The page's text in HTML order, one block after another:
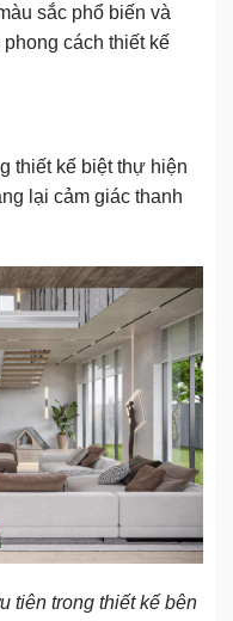
sắc phổ biến và
cách thiết kế
thiết kế biệt thự hiện
lại cảm giác thanh
tiên trong thiết kế bên